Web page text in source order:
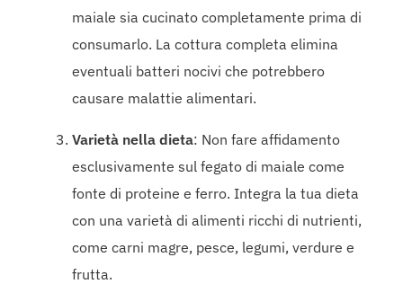
maiale sia cucinato completamente prima di
consumarlo. La cottura completa elimina
eventuali batteri nocivi che potrebbero
causare malattie alimentari.
Varietà nella dieta: Non fare affidamento
esclusivamente sul fegato di maiale come
fonte di proteine e ferro. Integra la tua dieta
con una varietà di alimenti ricchi di nutrienti,
come carni magre, pesce, legumi, verdure e
frutta.